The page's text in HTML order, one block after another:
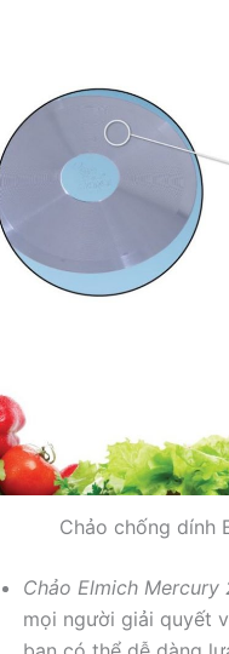
Chảo chống dính
Chảo Elmich
mọi người giải quyết